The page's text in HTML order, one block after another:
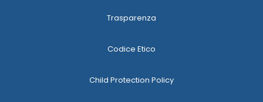
Trasparenza
Codice Etico
Child Protection Policy